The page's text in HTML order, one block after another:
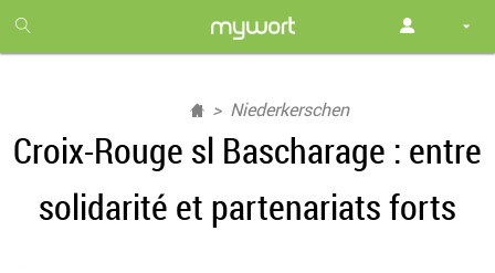
month
free
Niederkerschen
Croix-Rouge sl Bascharage : entre
solidarité et partenariats forts